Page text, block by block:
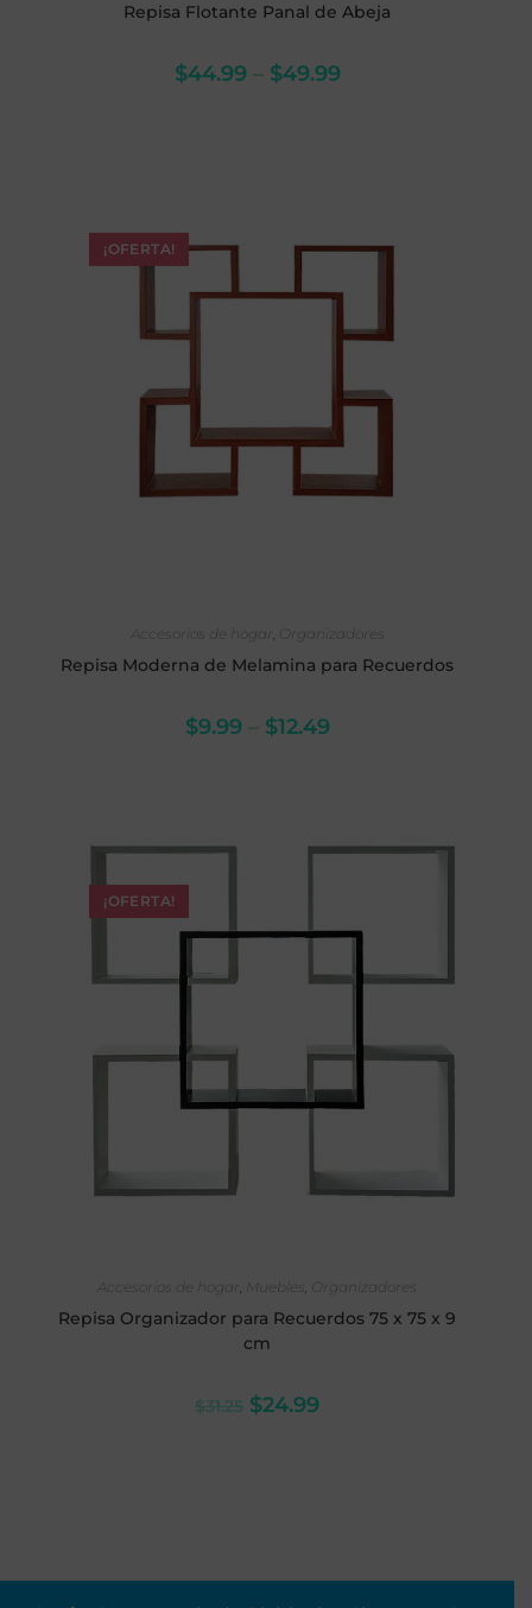
Repisa Flotante Panal de Abeja
$44.99 – $49.99
¡OFERTA!
Accesorios de hogar
Organizadores
Repisa Moderna de Melamina para Recuerdos
$9.99 – $12.49
¡OFERTA!
Accesorios de hogar
Muebles Organizadores
Repisa Organizador para Recuerdos 75 x 75 x 9
cm
$31.25 $24.99